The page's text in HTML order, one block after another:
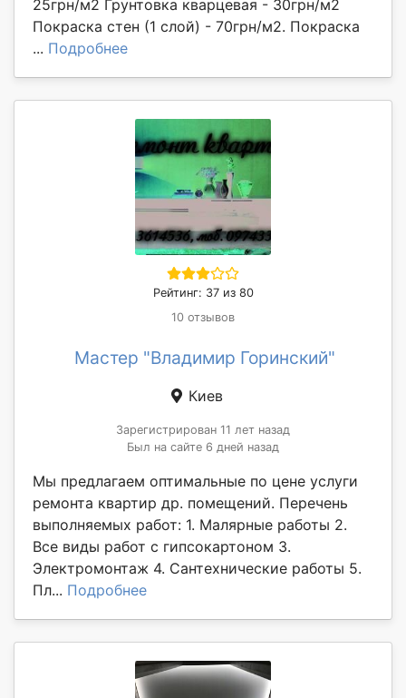
25грн/м2 Грунтовка кварцевая - 30грн/м2
Покраска стен (1 слой) - 70грн/м2. Покраска
... Подробнее
Рейтинг: 37 из 80
10 отзывов
Мастер "Владимир Горинский"
Киев
Зарегистрирован 11 лет назад
Был на сайте 6 дней назад
Мы предлагаем оптимальные по цене услуги
ремонта квартир др. помещений. Перечень
выполняемых работ: 1. Малярные работы 2.
Все виды работ с гипсокартоном 3.
Электромонтаж 4. Сантехнические работы 5.
Пл... Подробнее